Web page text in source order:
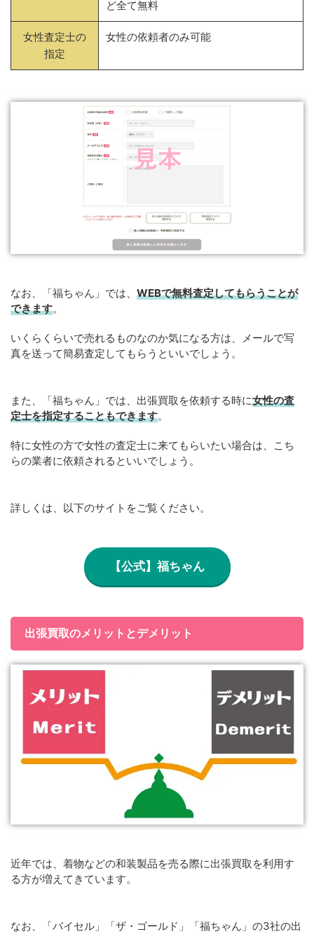
ど全て無料
女性査定士の
指定
女性の依頼者のみ可能
なお、「福ちゃん」では、 WEBで無料査定してもらうことが
できます。
いくらくらいで売れるものなのか気になる方は、メールで写
真を送って簡易査定してもらうといいでしょう。
また、「福ちゃん」では、出張買取を依頼する時に女性の査
定士を指定することもできます。
特に女性の方で女性の査定士に来てもらいたい場合は、こち
らの業者に依頼されるといいでしょう。
詳しくは、以下のサイトをご覧ください。
【公式】福ちゃん
出張買取のメリットとデメリット
近年では、着物などの和装製品を売る際に出張買取を利用す
る方が増えてきています。
なお、「バイセル」「ザ・ゴールド」「福ちゃん」の3社の出